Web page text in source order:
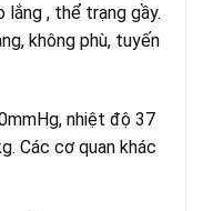
, thể trạng gầy.
không phù, tuyến
nhiệt độ 37
Các cơ quan khác